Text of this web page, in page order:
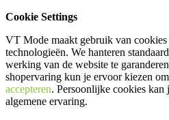
Cookie Settings
VT Mode maakt gebruik van
technologieën. We hanteren
werking van de website te
shopervaring kun je ervoor kiezen
accepteren. Persoonlijke cookies kan
algemene ervaring.